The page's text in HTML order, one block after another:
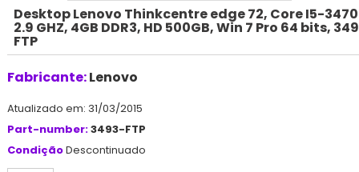
Desktop Lenovo Thinkcentre edge 72, Core I5-
2.9 GHZ, 4GB DDR3, HD 500GB, Win 7 Pro 64 bits,
FTP
Fabricante:Lenovo
Atualizado em: 31/03/2015
Part-number:3493-FTP
CondiçãoDescontinuado